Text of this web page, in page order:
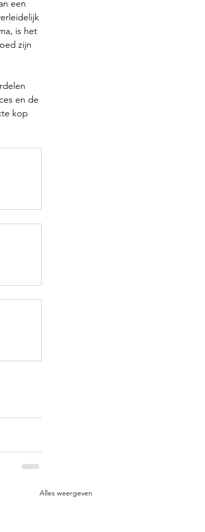
een
is het
zijn
en de
kop
Alles weergeven